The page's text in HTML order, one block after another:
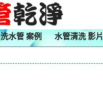
洗水管 案例 水管清洗 影片